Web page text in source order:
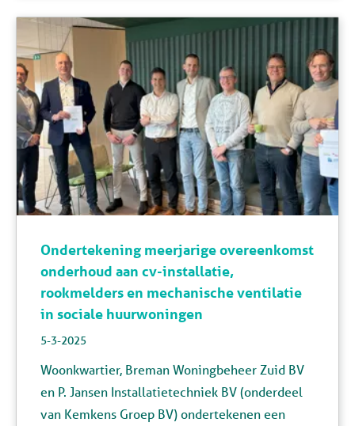
Ondertekening meerjarige overeenkomst
onderhoud aan cv-installatie,
rookmelders en mechanische ventilatie
in sociale huurwoningen
5-3-2025
Woonkwartier, Breman Woningbeheer Zuid BV
en P. Jansen Installatietechniek BV (onderdeel
van Kemkens Groep BV) ondertekenen een